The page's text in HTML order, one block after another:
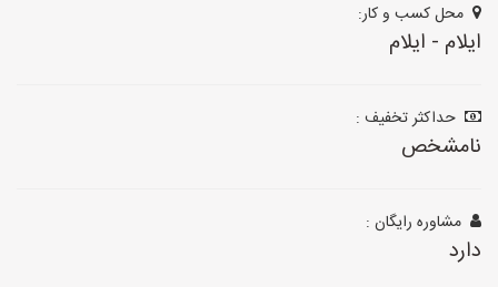
محل کسب و کار:
ایلام - ایلام
حداکثر تخفیف :
نامشخص
مشاوره رایگان :
دارد